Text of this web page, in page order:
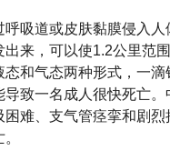
呼吸道或皮肤黏膜侵入人
出来，可以使1.2公里范
态和气态两种形式，一
导致一名成人很快死亡
困难、支气管痉挛和剧烈